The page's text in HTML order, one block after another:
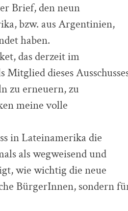
Brief, den neun
bzw. aus Argentinien,
haben.
das derzeit im
dieses
zu erneuern, zu
meine volle
in Lateinamerika die
als wegweisend und
wie wichtig die neue
BürgerInnen, sondern